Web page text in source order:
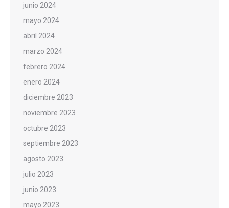
junio 2024
mayo 2024
abril 2024
marzo 2024
febrero 2024
enero 2024
diciembre 2023
noviembre 2023
octubre 2023
septiembre 2023
agosto 2023
julio 2023
junio 2023
mayo 2023